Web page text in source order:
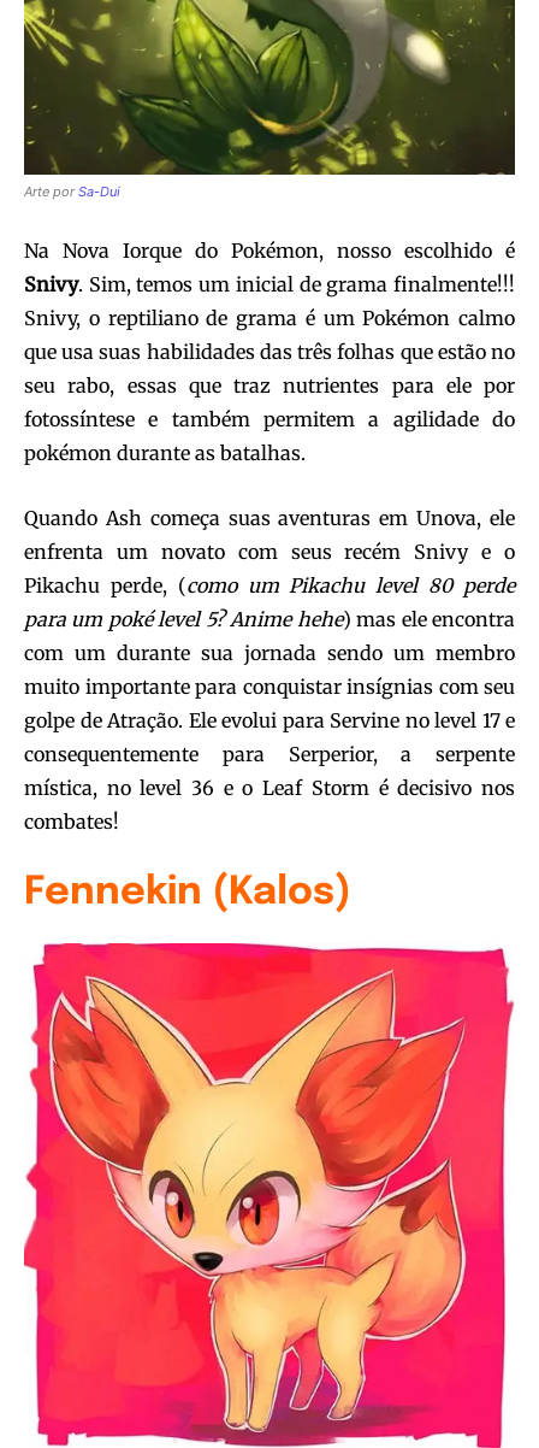
Arte porSa-Dui
Na Nova Iorque do Pokémon, nosso escolhido é
Snivy. Sim, temos um inicial de grama finalmente!!!
Snivy, o reptiliano de grama é um Pokémon calmo
que usa suas habilidades das três folhas que estão no
seu rabo, essas que traz nutrientes para ele por
fotossíntese e também permitem a agilidade do
pokémon durante as batalhas.
Quando Ash começa suas aventuras em Unova, ele
enfrenta um novato com seus recém Snivy e o
Pikachu perde, (como um Pikachu level 80 perde
para um poké level 5? Anime hehe) mas ele encontra
com um durante sua jornada sendo um membro
muito importante para conquistar insígnias com seu
golpe de Atração. Ele evolui para Servine no level 17 e
consequentemente para Serperior, a serpente
mística, no level 36 e o Leaf Storm é decisivo nos
combates!
Fennekin (Kalos)